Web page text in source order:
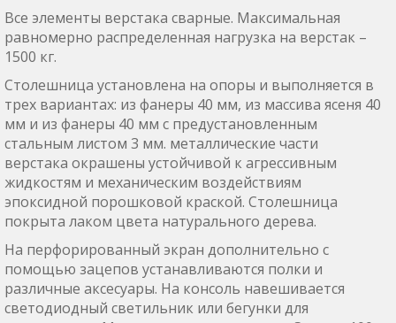
Все элементы верстака сварные. Максимальная
равномерно распределенная нагрузка на верстак –
1500 кг.
Столешница установлена на опоры и выполняется в
трех вариантах: из фанеры 40 мм, из массива ясеня 40
мм и из фанеры 40 мм с предустановленным
стальным листом 3 мм. металлические части
верстака окрашены устойчивой к агрессивным
жидкостям и механическим воздействиям
эпоксидной порошковой краской. Столешница
покрыта лаком цвета натурального дерева.
На перфорированный экран дополнительно с
помощью зацепов устанавливаются полки и
различные аксесуары. На консоль навешивается
светодиодный светильник или бегунки для